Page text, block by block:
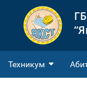
Техникум